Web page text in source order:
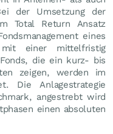
der Umsetzung der
Total Return Ansatz
eines
mit einer mittelfristig
die ein kurz- bis
zeigen, werden im
Die Anlagestrategie
angestrebt wird
einen absoluten